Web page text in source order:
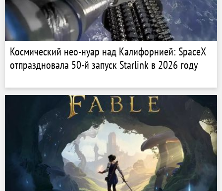
Космический нео-нуар над Калифорнией: SpaceX
отпраздновала 50-й запуск Starlink в 2026 году